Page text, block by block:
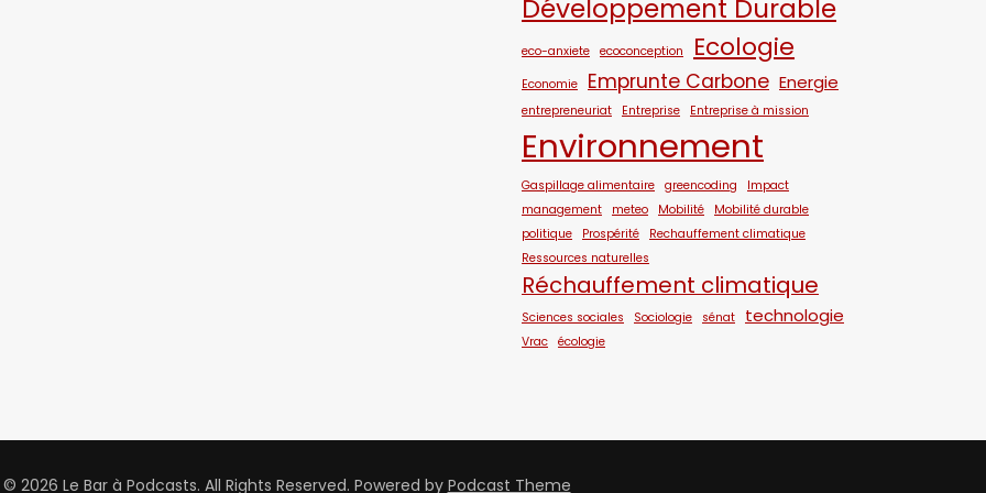
Développement Durable
eco-anxiete ecoconception Ecologie
Economie Emprunte Carbone Energie
entrepreneuriat Entreprise Entreprise à mission
Environnement
Gaspillage alimentaire greencoding
Impact
management
meteo Mobilité
Mobilité durable
politique
Prospérité
Rechauffement climatique
Ressources naturelles
Réchauffement climatique
Sciences sociales Sociologie sénat technologie
Vrac écologie
2026 Le Bar à Podcasts. All Rights Reserved. Powered by Podcast Theme